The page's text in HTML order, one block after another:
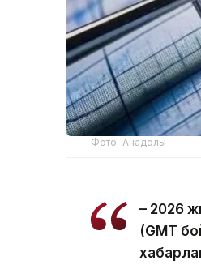
Фото: Анадолы
– 2026
(GMT